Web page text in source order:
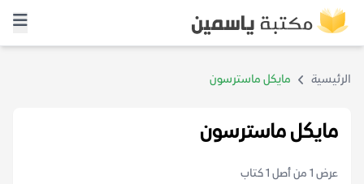
الرئيسية مايكل ماسترسون
مايكل ماسترسون
عرض 1 من أصل 1 كتاب